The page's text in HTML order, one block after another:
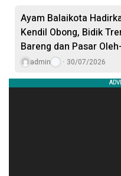
Ayam Balaikota
Kendil Obong, Bidik
Bareng dan Pasar
admin 30/07/2026